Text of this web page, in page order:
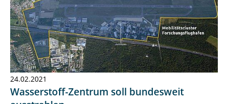
24.02.2021
Wasserstoff-Zentrum soll bundesweit